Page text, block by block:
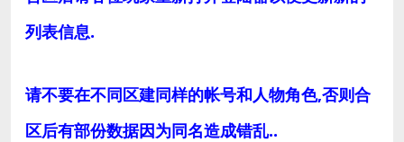
列表信息.
请不要在不同区建同样的帐号和人物角色,否则合
区后有部份数据因为同名造成错乱..